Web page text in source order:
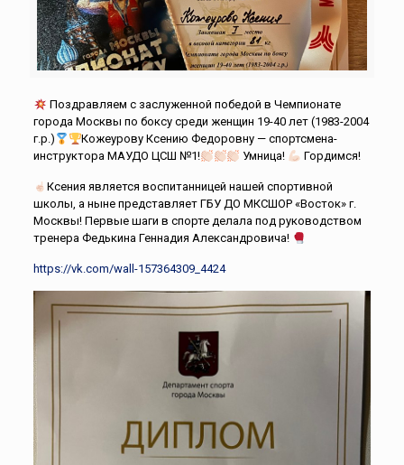
Поздравляем с заслуженной победой в Чемпионате
города Москвы по боксу среди женщин 19-40 лет (1983-2004
г.р.)
Кожеурову Ксению Федоровну — спортсмена-
инструктора МАУДО ЦСШ №1!
Умница! Гордимся!
Ксения является воспитанницей нашей спортивной
школы, а ныне представляет ГБУ ДО МКСШОР «Восток» г.
Москвы! Первые шаги в спорте делала под руководством
тренера Федькина Геннадия Александровича!
https://vk.com/wall-157364309_4424